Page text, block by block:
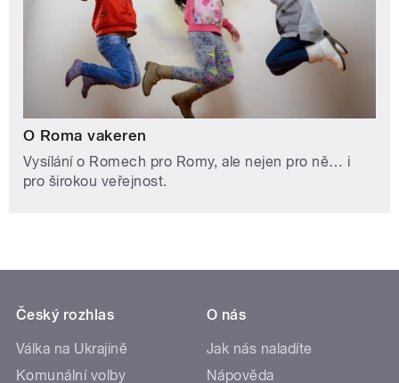
O Roma vakeren
Vysílání o Romech pro Romy, ale nejen pro ně… i
pro širokou veřejnost.
Český rozhlas
Válka na Ukrajině
Komunální volby
O nás
Jak nás naladíte
Nápověda